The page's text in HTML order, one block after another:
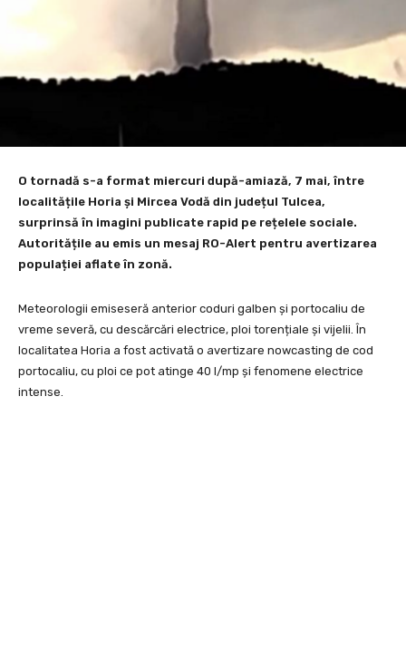
O tornadă s-a format miercuri după-amiază, 7 mai, între
localitățile Horia și Mircea Vodă din județul Tulcea,
surprinsă în imagini publicate rapid pe rețelele sociale.
Autoritățile au emis un mesaj RO-Alert pentru avertizarea
populației aflate în zonă.
Meteorologii emiseseră anterior coduri galben și portocaliu de
vreme severă, cu descărcări electrice, ploi torențiale și vijelii. În
localitatea Horia a fost activată o avertizare nowcasting de cod
portocaliu, cu ploi ce pot atinge 40 l/mp și fenomene electrice
intense.